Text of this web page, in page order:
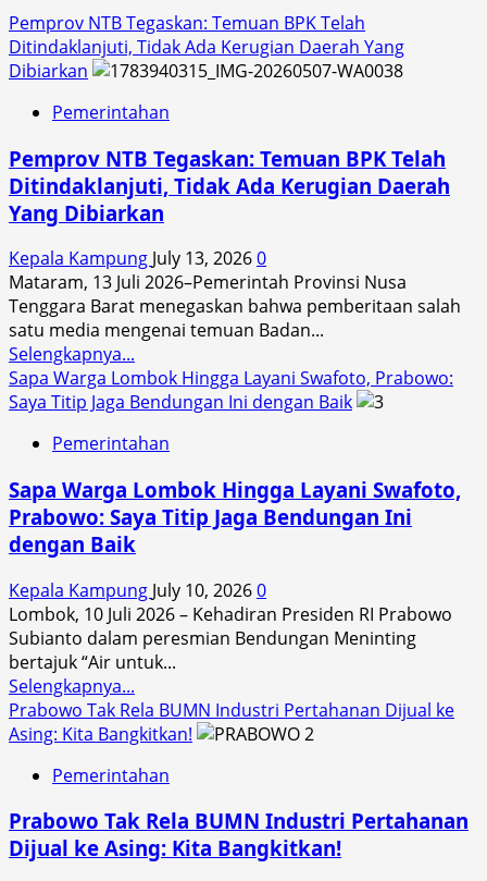
Pemprov NTB Tegaskan: Temuan BPK Telah
Ditindaklanjuti, Tidak Ada Kerugian Daerah Yang
Dibiarkan
Pemerintahan
Pemprov NTB Tegaskan: Temuan BPK Telah
Ditindaklanjuti, Tidak Ada Kerugian Daerah
Yang Dibiarkan
Kepala Kampung July 13, 20260
Mataram, 13 Juli 2026–Pemerintah Provinsi Nusa
Tenggara Barat menegaskan bahwa pemberitaan salah
satu media mengenai temuan Badan...
Selengkapnya...
more
about
NTB
Temuan
BPK
Telah
Tidak
Ada
Kerugian
Daerah
Yang
Dibiarkan
Sapa Warga Lombok Hingga Layani Swafoto, Prabowo:
Saya Titip Jaga Bendungan Ini dengan Baik
Pemerintahan
Sapa Warga Lombok Hingga Layani Swafoto,
Prabowo: Saya Titip Jaga Bendungan Ini
dengan Baik
Kepala Kampung July 10, 20260
Lombok, 10 Juli 2026 – Kehadiran Presiden RI Prabowo
Subianto dalam peresmian Bendungan Meninting
bertajuk “Air untuk...
Selengkapnya...
more
about
Warga
Hingga
Layani
Prabowo Tak Rela BUMN Industri Pertahanan Dijual ke
Asing: Kita Bangkitkan!
Pemerintahan
Prabowo Tak Rela BUMN Industri Pertahanan
Dijual ke Asing: Kita Bangkitkan!